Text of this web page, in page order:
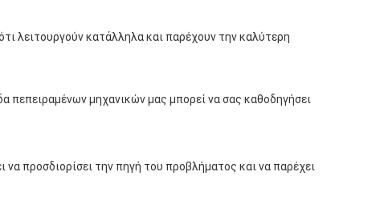
λειτουργούν κατάλληλα και παρέχουν την καλύτερη
πεπειραμένων μηχανικών μας μπορεί να σας καθοδηγήσει
προσδιορίσει την πηγή του προβλήματος και να παρέχει